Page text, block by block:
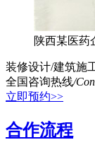
陕西某医药
装修设计/建筑施
全国咨询热线/
立即预约>>
合作流程